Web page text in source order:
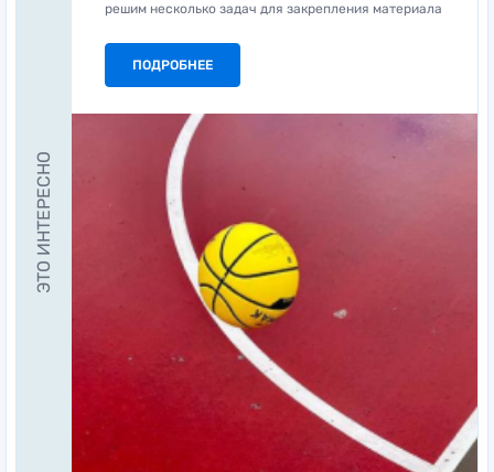
ЭТО ИНТЕРЕСНО
решим несколько задач для закрепления материала
ПОДРОБНЕЕ